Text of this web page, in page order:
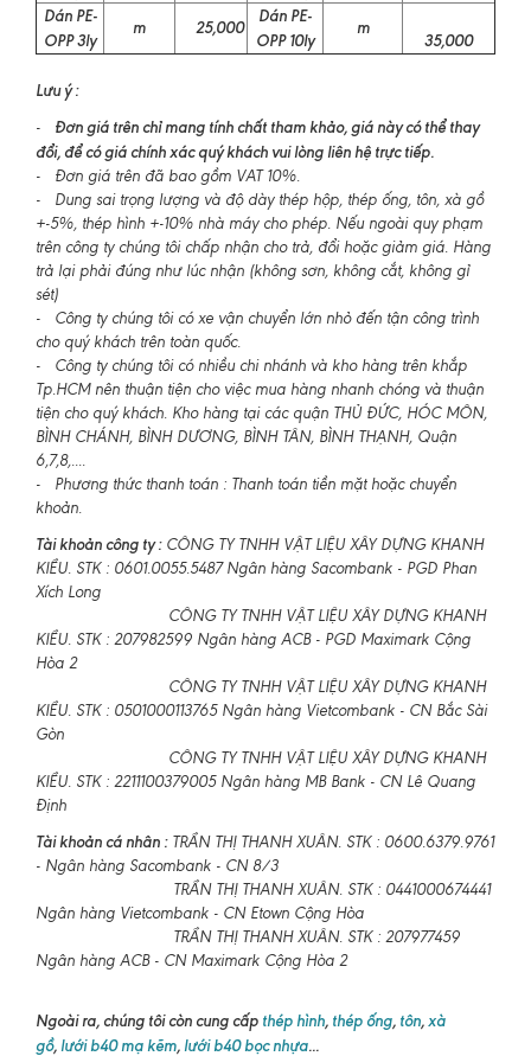
Dán PE-
OPP 3ly
m 25,000
Dán PE-
OPP 10ly
m
35,000
Lưu ý :
- Đơn giá trên chỉ mang tính chất tham khảo, giá này có thể thay
đổi, để có giá chính xác quý khách vui lòng liên hệ trực tiếp.
- Đơn giá trên đã bao gồm VAT 10%.
- Dung sai trọng lượng và độ dày thép hộp, thép ống, tôn, xà gồ
+-5%, thép hình +-10% nhà máy cho phép. Nếu ngoài quy phạm
trên công ty chúng tôi chấp nhận cho trả, đổi hoặc giảm giá. Hàng
trả lại phải đúng như lúc nhận (không sơn, không cắt, không gỉ
sét)
- Công ty chúng tôi có xe vận chuyển lớn nhỏ đến tận công trình
cho quý khách trên toàn quốc.
- Công ty chúng tôi có nhiều chi nhánh và kho hàng trên khắp
Tp.HCM nên thuận tiện cho việc mua hàng nhanh chóng và thuận
tiện cho quý khách. Kho hàng tại các quận THỦ ĐỨC, HÓC MÔN,
BÌNH CHÁNH, BÌNH DƯƠNG, BÌNH TÂN, BÌNH THẠNH, Quận
6,7,8,....
- Phương thức thanh toán : Thanh toán tiền mặt hoặc chuyển
khoản.
Tài khoản công ty :CÔNG TY TNHH VẬT LIỆU XÂY DỰNG KHANH
KIỀU. STK : 0601.0055.5487 Ngân hàng Sacombank - PGD Phan
Xích Long
CÔNG TY TNHH VẬT LIỆU XÂY DỰNG KHANH
KIỀU. STK : 207982599 Ngân hàng ACB - PGD Maximark Cộng
Hòa 2
CÔNG TY TNHH VẬT LIỆU XÂY DỰNG KHANH
KIỀU. STK : 0501000113765 Ngân hàng Vietcombank - CN Bắc Sài
Gòn
CÔNG TY TNHH VẬT LIỆU XÂY DỰNG KHANH
KIỀU. STK : 2211100379005 Ngân hàng MB Bank - CN Lê Quang
Định
Tài khoản cá nhân :TRẦN THỊ THANH XUÂN. STK : 0600.6379.9761
- Ngân hàng Sacombank - CN 8/3
TRẦN THỊ THANH XUÂN. STK : 0441000674441
Ngân hàng Vietcombank - CN Etown Cộng Hòa
TRẦN THỊ THANH XUÂN. STK : 207977459
Ngân hàng ACB - CN Maximark Cộng Hòa 2
Ngoài ra, chúng tôi còn cung cấp thép hình, thép ống, tôn, xà
gồ, lưới b40 mạ kẽm, lưới b40 bọc nhựa...